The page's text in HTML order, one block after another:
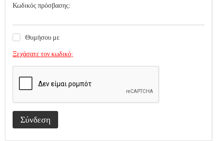
Κωδικός πρόσβασης:
Θυμήσου με
Ξεχάσατε τον κωδικό;
Σύνδεση